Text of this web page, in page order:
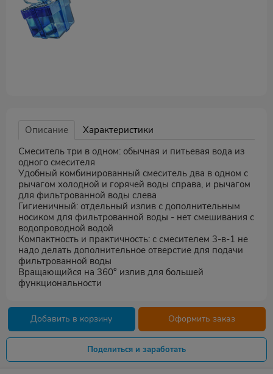
Описание
Характеристики
Смеситель три в одном: обычная и питьевая вода из
одного смесителя
Удобный комбинированный смеситель два в одном с
рычагом холодной и горячей воды справа, и рычагом
для фильтрованной воды слева
Гигиеничный: отдельный излив с дополнительным
носиком для фильтрованной воды - нет смешивания с
водопроводной водой
Компактность и практичность: с смесителем 3-в-1 не
надо делать дополнительное отверстие для подачи
фильтрованной воды
Вращающийся на 360° излив для большей
функциональности
Добавить в корзину Оформить заказ
Поделиться и заработать